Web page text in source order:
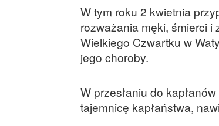
W tym roku 2 kwietnia
rozważania męki, śmierci
Wielkiego Czwartku w
jego choroby.
W przesłaniu do
tajemnicę kapłaństwa,